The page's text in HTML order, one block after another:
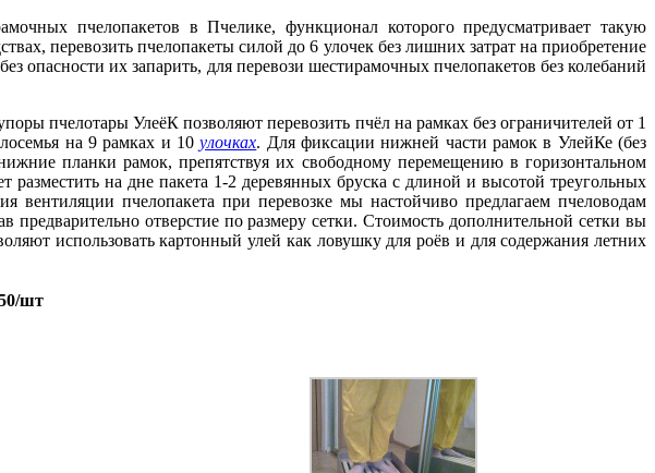
пчелопакетов в Пчелике, функционал которого предусматривает такую
перевозить пчелопакеты силой до 6 улочек без лишних затрат на приобретение
опасности их запарить, для перевози шестирамочных пчелопакетов без колебаний
пчелотары УлеёК позволяют перевозить пчёл на рамках без ограничителей от 1
на 9 рамках и 10улочках. Для фиксации нижней части рамок в УлейКе (без
планки рамок, препятствуя их свободному перемещению в горизонтальном
на дне пакета 1-2 деревянных бруска с длиной и высотой треугольных
пчелопакета при перевозке мы настойчиво предлагаем пчеловодам
отверстие по размеру сетки. Стоимость дополнительной сетки вы
использовать картонный улей как ловушку для роёв и для содержания летних
шт